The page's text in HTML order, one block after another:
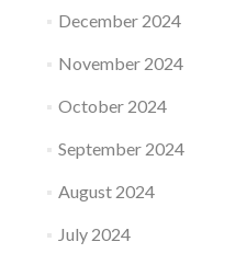
December 2024
November 2024
October 2024
September 2024
August 2024
July 2024